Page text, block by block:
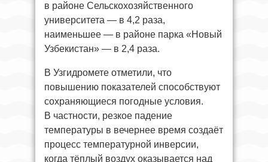
в районе Сельскохозяйственного
университета — в 4,2 раза,
наименьшее — в районе парка «Новый
Узбекистан» — в 2,4 раза.
В Узгидромете отметили, что
повышению показателей способствуют
сохраняющиеся погодные условия.
В частности, резкое падение
температуры в вечернее время создаёт
процесс температурной инверсии,
когда тёплый воздух оказывается над